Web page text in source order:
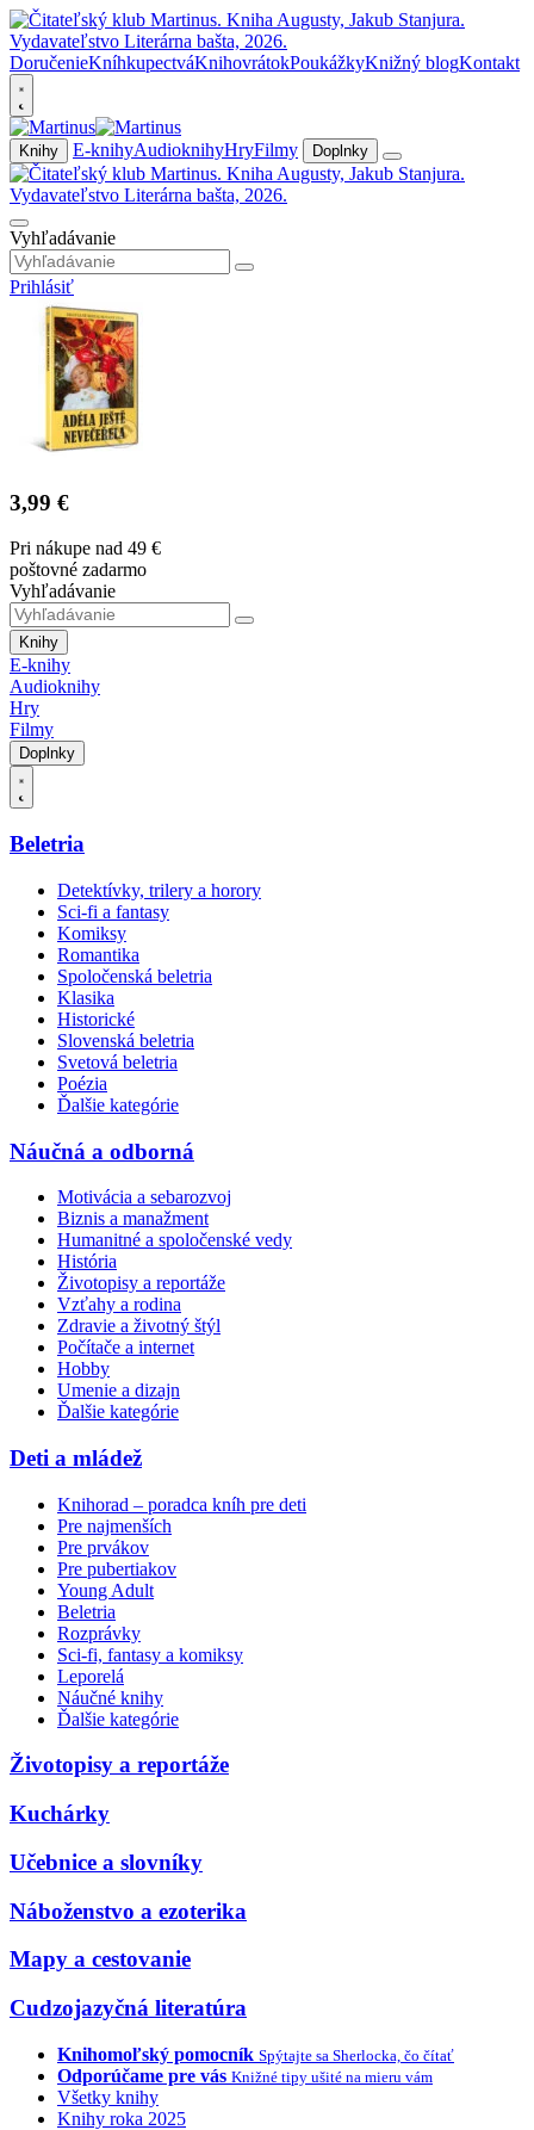
DoručenieKníhkupectváKnihovrátokPoukážkyKnižný blogKontakt
Knihy E-knihyAudioknihyHryFilmy Doplnky
Vyhľadávanie
Prihlásiť
3,99 €
Pri nákupe nad 49 €
poštovné zadarmo
Vyhľadávanie
Knihy
E-knihy
Audioknihy
Hry
Filmy
Doplnky
Beletria
Detektívky, trilery a horory
Sci-fi a fantasy
Komiksy
Romantika
Spoločenská beletria
Klasika
Historické
Slovenská beletria
Svetová beletria
Poézia
Ďalšie kategórie
Náučná a odborná
Motivácia a sebarozvoj
Biznis a manažment
Humanitné a spoločenské vedy
História
Životopisy a reportáže
Vzťahy a rodina
Zdravie a životný štýl
Počítače a internet
Hobby
Umenie a dizajn
Ďalšie kategórie
Deti a mládež
Knihorad – poradca kníh pre deti
Pre najmenších
Pre prvákov
Pre pubertiakov
Young Adult
Beletria
Rozprávky
Sci-fi, fantasy a komiksy
Leporelá
Náučné knihy
Ďalšie kategórie
Životopisy a reportáže
Kuchárky
Učebnice a slovníky
Náboženstvo a ezoterika
Mapy a cestovanie
Cudzojazyčná literatúra
Knihomoľský pomocník Spýtajte sa Sherlocka, čo čítať
Odporúčame pre vás Knižné tipy ušité na mieru vám
Všetky knihy
Knihy roka 2025